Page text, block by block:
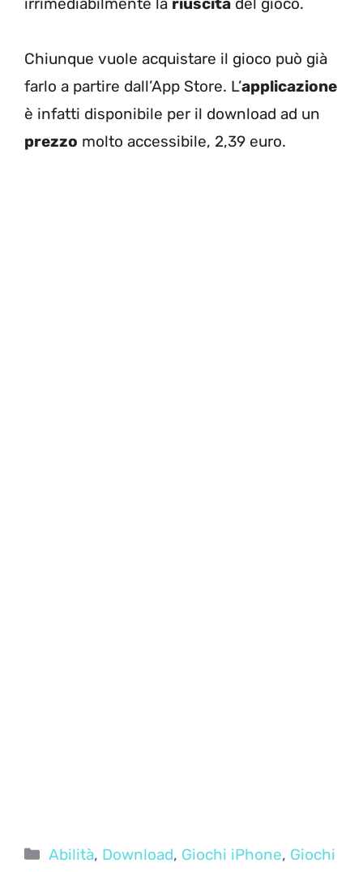
Chiunque vuole acquistare il gioco può già
farlo a partire dall’App Store. L’applicazione
è infatti disponibile per il download ad un
prezzo molto accessibile, 2,39 euro.
Categorie
Abilità, Download, Giochi iPhone, Giochi